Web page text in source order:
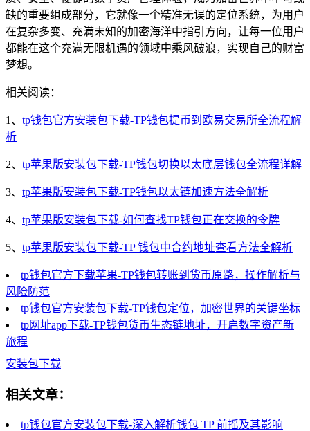
缺的重要组成部分，它就像一个精准无误的定位系统，为用户
在复杂多变、充满未知的加密海洋中指引方向，让每一位用户
都能在这个充满无限机遇的领域中乘风破浪，实现自己的财富
梦想。
相关阅读：
1、 tp钱包官方安装包下载-TP钱包提币到欧易交易所全流程解
析
2、 tp苹果版安装包下载-TP钱包切换以太底层钱包全流程详解
3、 tp苹果版安装包下载-TP钱包以太链加速方法全解析
4、 tp苹果版安装包下载-如何查找TP钱包正在交换的令牌
5、 tp苹果版安装包下载-TP 钱包中合约地址查看方法全解析
tp钱包官方下载苹果-TP钱包转账到货币原路，操作解析与
风险防范
tp钱包官方安装包下载-TP钱包定位，加密世界的关键坐标
tp网址app下载-TP钱包货币生态链地址，开启数字资产新
旅程
安装包下载
相关文章：
tp钱包官方安装包下载-深入解析钱包 TP 前摇及其影响